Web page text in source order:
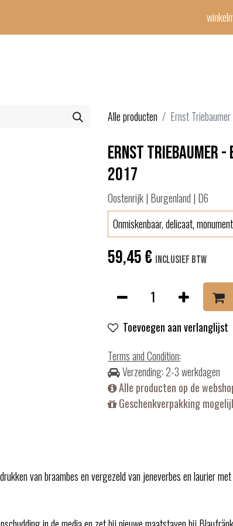
Alle producten Ernst
Ernst Triebaumer
2017
Oostenrijk | Burgenland | D6
Onmiskenbaar, delicaat,
59,45€ Inclusief btw
Toevoegen aan verlanglijst
Terms and Condition:
Verzending: 2-3 werkdagen
Alle producten op de
Geschenkverpakking
van braambes en vergezeld van jeneverbes en laurier